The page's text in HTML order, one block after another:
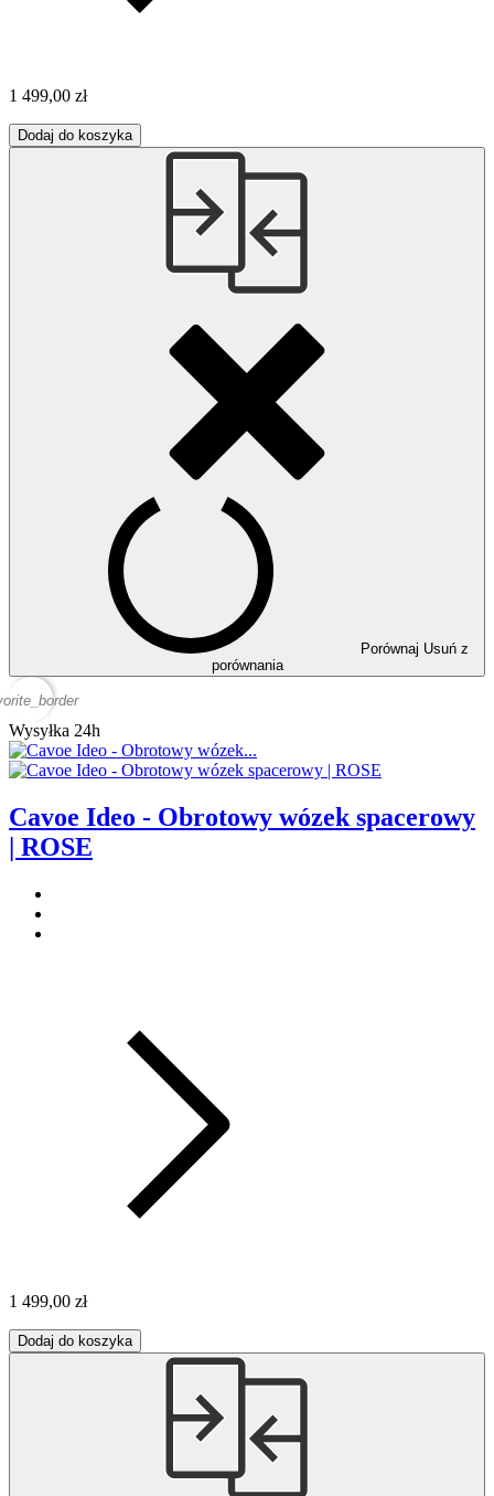
1 499,00 zł
Dodaj do koszyka
Porównaj Usuń z
porównania
Wysyłka 24h
Cavoe Ideo - Obrotowy wózek spacerowy
| ROSE
1 499,00 zł
Dodaj do koszyka